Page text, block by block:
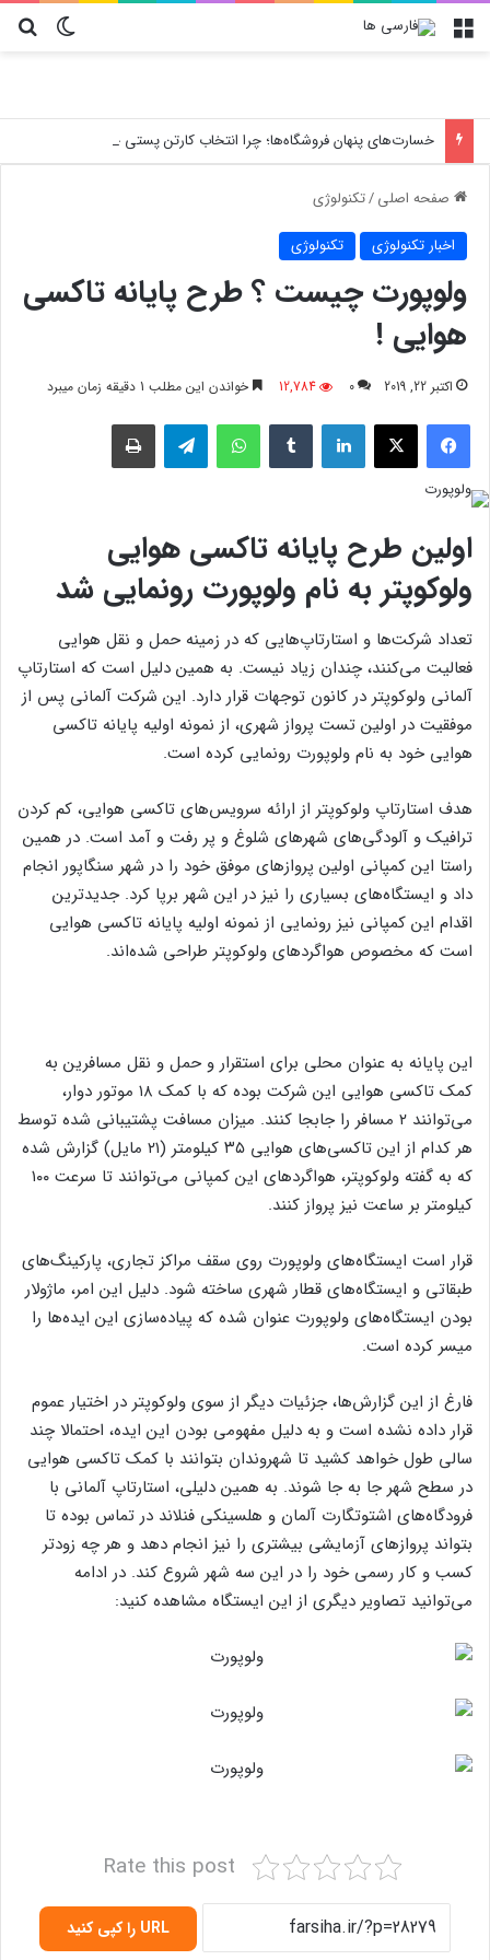
تغییر منو
خسارت‌های پنهان فروشگاه‌ها؛ چرا انتخاب کارتن پستی حیاتی است؟
صفحه اصلی/تکنولوژی
اخبار تکنولوژی تکنولوژی
ولوپورت چیست ؟ طرح پایانه تاکسی
هوایی !
اکتبر 22, 2019 0
12,784 خواندن این مطلب 1 دقیقه زمان میبرد
فیسبوک لینکدین واتس آپ
اولین طرح پایانه تاکسی هوایی
ولوکوپتر به نام ولوپورت رونمایی شد
تعداد شرکت‌ها و استارتاپ‌هایی که در زمینه حمل و نقل هوایی
فعالیت می‌کنند، چندان زیاد نیست. به همین دلیل است که استارتاپ
آلمانی ولوکوپتر در کانون توجهات قرار دارد. این شرکت آلمانی پس از
موفقیت در اولین تست پرواز شهری، از نمونه اولیه پایانه تاکسی
هوایی خود به نام ولوپورت رونمایی کرده است.
هدف استارتاپ ولوکوپتر از ارائه سرویس‌های تاکسی هوایی، کم کردن
ترافیک و آلودگی‌های شهرهای شلوغ و پر رفت و آمد است. در همین
راستا این کمپانی اولین پرواز‌های موفق خود را در شهر سنگاپور انجام
داد و ایستگاه‌های بسیاری را نیز در این شهر برپا کرد. جدیدترین
اقدام این کمپانی نیز رونمایی از نمونه اولیه پایانه تاکسی هوایی
است که مخصوص هواگرد‌های ولوکوپتر طراحی شده‌اند.
این پایانه به عنوان محلی برای استقرار و حمل و نقل مسافرین به
کمک تاکسی هوایی این شرکت بوده که با کمک ۱۸ موتور دوار،
می‌توانند ۲ مسافر را جابجا کنند. میزان مسافت پشتیبانی شده توسط
هر کدام از این تاکسی‌های هوایی ۳۵ کیلومتر (۲۱ مایل) گزارش شده
که به گفته‌ ولوکوپتر، هواگرد‌های این کمپانی می‌توانند تا سرعت ۱۰۰
کیلومتر بر ساعت نیز پرواز کنند.
قرار است ایستگاه‌های ولوپورت روی سقف مراکز تجاری، پارکینگ‌های
طبقاتی و ایستگاه‌های قطار شهری ساخته شود. دلیل این امر، ماژولار
بودن ایستگاه‌های ولوپورت عنوان شده که پیاده‌سازی این ایده‌ها را
میسر کرده است.
فارغ از این گزارش‌ها، جزئیات دیگر از سوی ولوکوپتر در اختیار عموم
قرار داده نشده است و به دلیل مفهومی بودن این ایده، احتمالا چند
سالی طول خواهد کشید تا شهروندان بتوانند با کمک تاکسی هوایی
در سطح شهر جا به جا شوند. به همین دلیلی، استارتاپ آلمانی با
فرودگاه‌های اشتوتگارت آلمان و هلسینکی فنلاند در تماس بوده تا
بتواند پرواز‌های آزمایشی بیشتری را نیز انجام دهد و هر چه زودتر
کسب و کار رسمی خود را در این سه شهر‌ شروع کند. در ادامه
می‌توانید تصاویر دیگری از این ایستگاه مشاهده کنید:
Rate this post
URL را کپی کنید